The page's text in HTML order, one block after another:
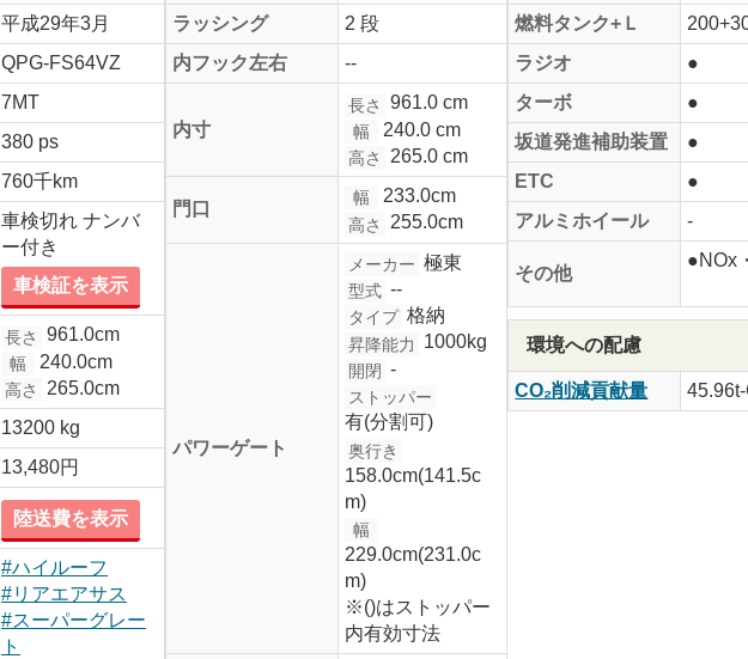
平成29年3月
QPG-FS64VZ
7MT
380 ps
760千km
車検切れ ナンバ
ー付き
車検証を表示
長さ 961.0cm
幅 240.0cm
高さ
265.0cm
13200 kg
13,480円
陸送費を表示
#ハイルーフ
#リアエアサス
#スーパーグレー
ト
ラッシング
2 段
内フック左右
--
内寸
長さ 961.0 cm
幅 240.0 cm
高さ 265.0 cm
門口
幅 233.0cm
高さ 255.0cm
パワーゲート
メーカー 極東
型式 --
タイプ 格納
昇降能力 1000kg
開閉 -
ストッパー
有(分割可)
奥行き
158.0cm(141.5c
m)
幅
229.0cm(231.0c
m)
※()はストッパー
内有効寸法
燃料タンク+Ｌ
ラジオ
●
ターボ
●
坂道発進補助装置
●
ETC
●
アルミホイール
-
その他
環境への配慮
CO₂削減貢献量